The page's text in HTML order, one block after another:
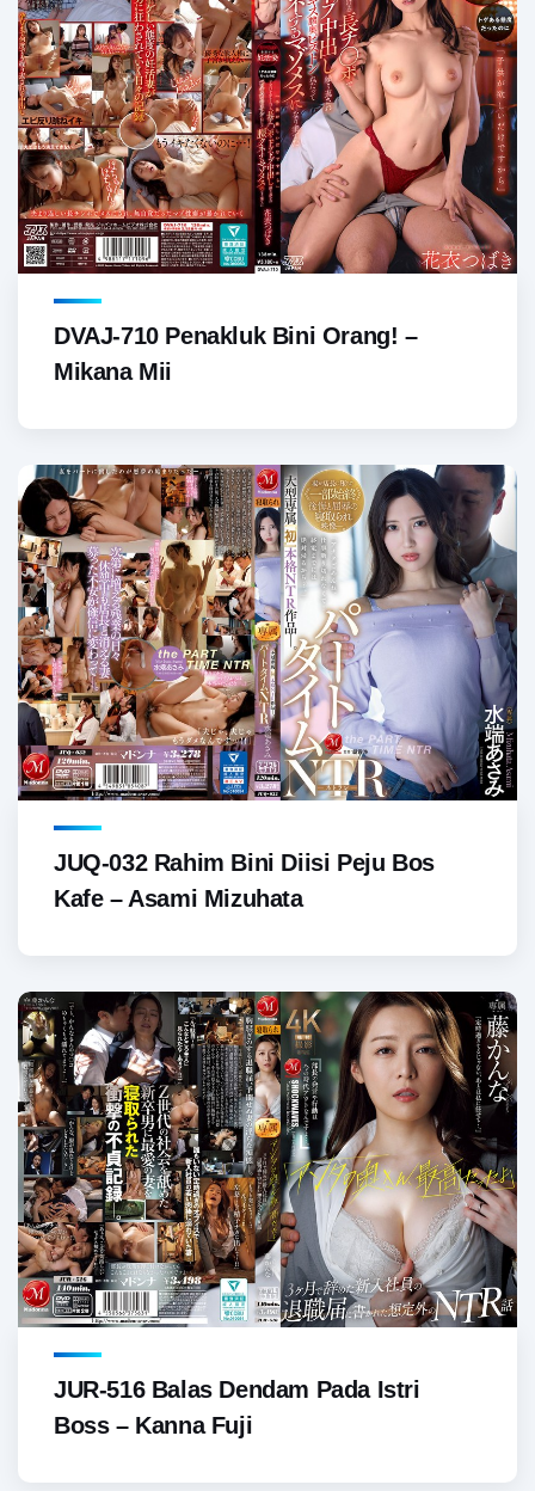
DVAJ-710 Penakluk Bini Orang! –
Mikana Mii
JUQ-032 Rahim Bini Diisi Peju Bos
Kafe – Asami Mizuhata
JUR-516 Balas Dendam Pada Istri
Boss – Kanna Fuji